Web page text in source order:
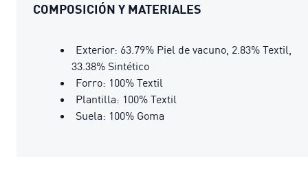
COMPOSICIÓN Y MATERIALES
Exterior: 63.79% Piel de vacuno, 2.83% Textil,
33.38% Sintético
Forro: 100% Textil
Plantilla: 100% Textil
Suela: 100% Goma